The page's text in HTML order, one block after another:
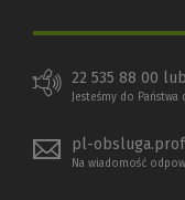
22 535 88 00
Jesteśmy do
pl-
Na wiadomość